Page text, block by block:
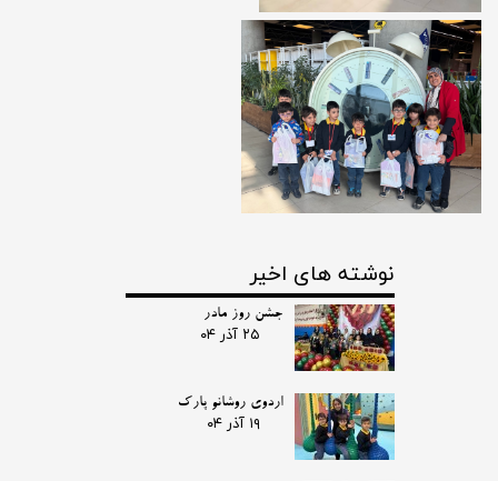
نوشته های اخیر
جشن روز مادر
۲۵ آذر ۰۴
اردوی روشانو پارک
۱۹ آذر ۰۴